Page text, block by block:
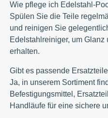
Wie pflege ich Edelstahl-
Spülen Sie die Teile
und reinigen Sie
Edelstahlreiniger, um
erhalten.
Gibt es passende
Ja, in unserem Sortiment
Befestigungsmittel,
Handläufe für eine sichere